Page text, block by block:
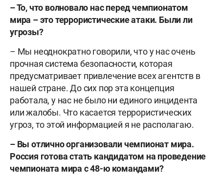
– То, что волновало нас перед чемпионатом
мира – это террористические атаки. Были ли
угрозы?
– Мы неоднократно говорили, что у нас очень
прочная система безопасности, которая
предусматривает привлечение всех агентств в
нашей стране. До сих пор эта концепция
работала, у нас не было ни единого инцидента
или жалобы. Что касается террористических
угроз, то этой информацией я не располагаю.
– Вы отлично организовали чемпионат мира.
Россия готова стать кандидатом на проведение
чемпионата мира с 48-ю командами?